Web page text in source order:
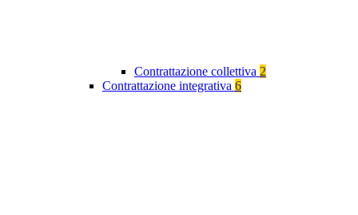
Contrattazione collettiva 2
Contrattazione integrativa 6